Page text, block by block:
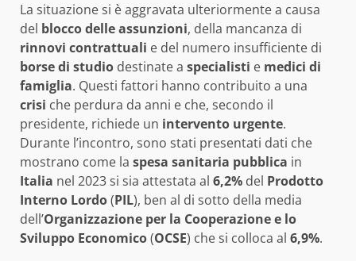
La situazione si è aggravata ulteriormente a causa
del blocco delle assunzioni, della mancanza di
rinnovi contrattuali e del numero insufficiente di
borse di studio destinate a specialisti e medici di
famiglia. Questi fattori hanno contribuito a una
crisi che perdura da anni e che, secondo il
presidente, richiede un intervento urgente.
Durante l’incontro, sono stati presentati dati che
mostrano come la spesa sanitaria pubblica in
Italia nel 2023 si sia attestata al 6,2% del Prodotto
Interno Lordo(PIL), ben al di sotto della media
dell’Organizzazione per la Cooperazione e lo
Sviluppo Economico(OCSE) che si colloca al 6,9%.